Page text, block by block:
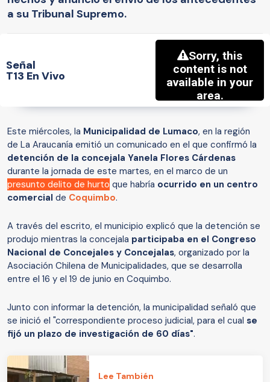
a su Tribunal Supremo.
Señal
T13 En Vivo
Este miércoles, la Municipalidad de Lumaco, en la región
de La Araucanía emitió un comunicado en el que confirmó la
detención de la concejala Yanela Flores Cárdenas
durante la jornada de este martes, en el marco de un
presunto delito de hurto que habría ocurrido en un centro
comercial de Coquimbo.
A través del escrito, el municipio explicó que la detención se
produjo mientras la concejala participaba en el Congreso
Nacional de Concejales y Concejalas, organizado por la
Asociación Chilena de Municipalidades, que se desarrolla
entre el 16 y el 19 de junio en Coquimbo.
Junto con informar la detención, la municipalidad señaló que
se inició el "correspondiente proceso judicial, para el cual se
fijó un plazo de investigación de 60 días".
Lee También